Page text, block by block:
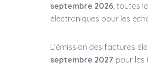
septembre 2026 , toutes
électroniques pour les
L’émission des factures
septembre 2027 pour les